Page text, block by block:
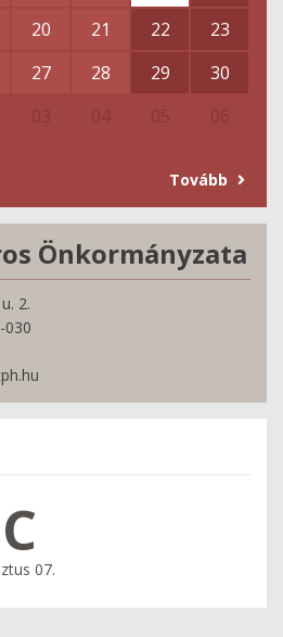
20 21 22
23
27 28 29
30
Tovább
Önkormányzata
2.
030
07.